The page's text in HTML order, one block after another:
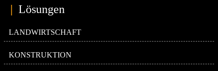
| Lösungen
LANDWIRTSCHAFT
KONSTRUKTION